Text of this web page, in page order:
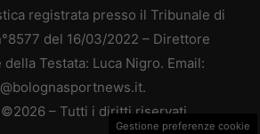
registrata presso il Tribunale di
del 16/03/2022 – Direttore
Testata: Luca Nigro. Email:
– Tutti i diritti riservati
Gestione preferenze cookie